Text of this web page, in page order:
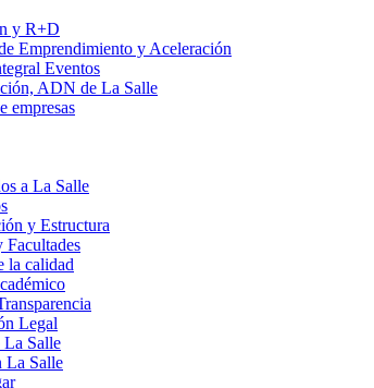
y R+D
Emprendimiento y Aceleración
Eventos
ADN de La Salle
empresas
a La Salle
y Estructura
Facultades
la calidad
Legal
Salle
La Salle